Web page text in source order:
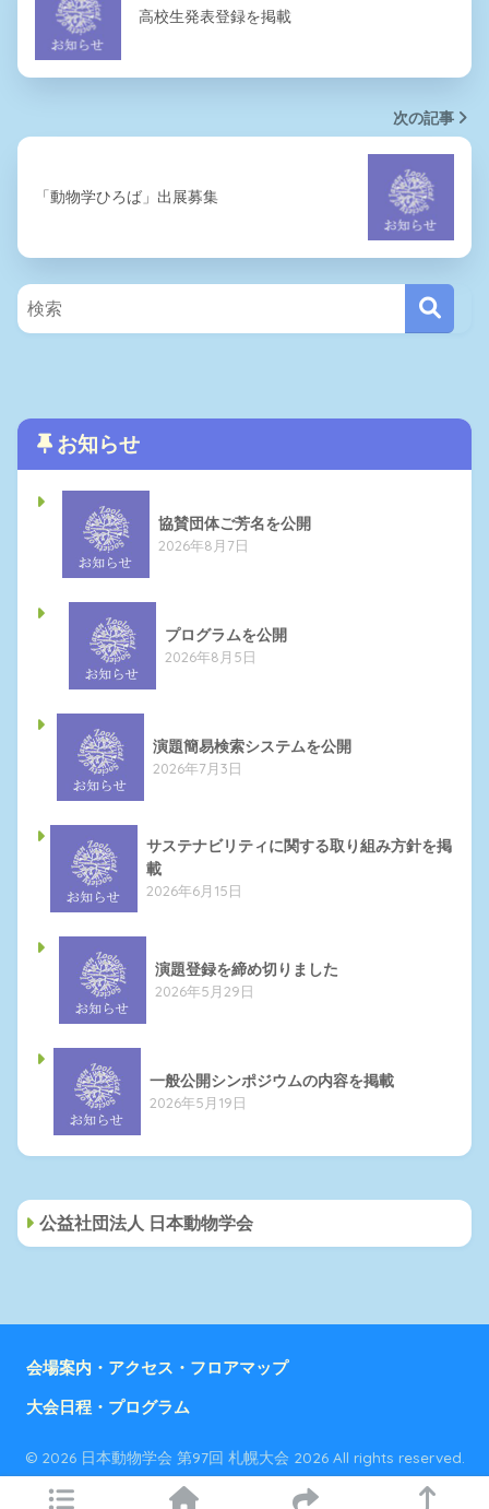
高校生発表登録を掲載
次の記事
「動物学ひろば」出展募集
お知らせ
協賛団体ご芳名を公開
2026年8月7日
プログラムを公開
2026年8月5日
演題簡易検索システムを公開
2026年7月3日
サステナビリティに関する取り組み方針を掲
載
2026年6月15日
演題登録を締め切りました
2026年5月29日
一般公開シンポジウムの内容を掲載
2026年5月19日
公益社団法人 日本動物学会
会場案内・アクセス・フロアマップ
大会日程・プログラム
© 2026 日本動物学会 第97回 札幌大会 2026 All rights reserved.